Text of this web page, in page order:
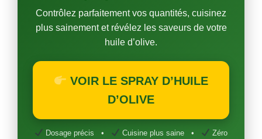
Contrôlez parfaitement vos quantités, cuisinez
plus sainement et révélez les saveurs de votre
huile d’olive.
VOIR LE SPRAY D’HUILE
D’OLIVE
Dosage précis • Cuisine plus saine •
Zéro